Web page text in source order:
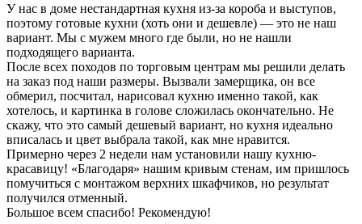
У нас в доме нестандартная кухня из-за короба и выступов,
поэтому готовые кухни (хоть они и дешевле) — это не наш
вариант. Мы с мужем много где были, но не нашли
подходящего варианта.
После всех походов по торговым центрам мы решили делать
на заказ под наши размеры. Вызвали замерщика, он все
обмерил, посчитал, нарисовал кухню именно такой, как
хотелось, и картинка в голове сложилась окончательно. Не
скажу, что это самый дешевый вариант, но кухня идеально
вписалась и цвет выбрала такой, как мне нравится.
Примерно через 2 недели нам установили нашу кухню-
красавицу! «Благодаря» нашим кривым стенам, им пришлось
помучиться с монтажом верхних шкафчиков, но результат
получился отменный.
Большое всем спасибо! Рекомендую!